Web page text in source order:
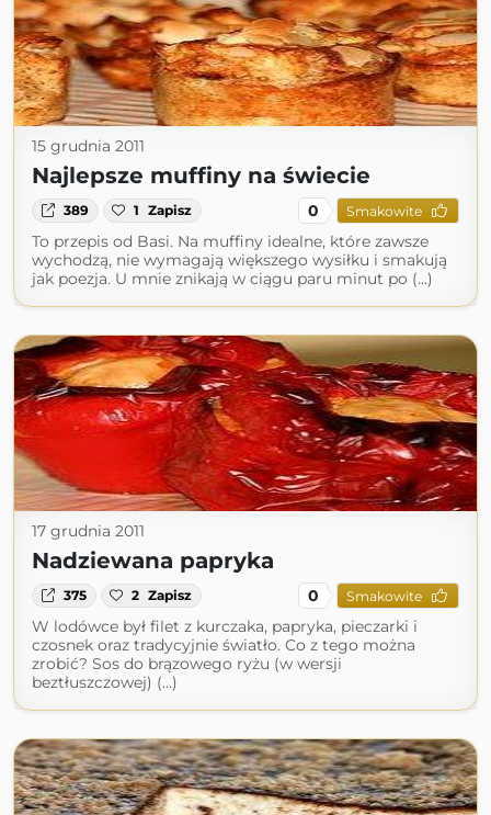
15 grudnia 2011
Najlepsze muffiny na świecie
389 1 Zapisz 0 Smakowite
To przepis od Basi. Na muffiny idealne, które zawsze
wychodzą, nie wymagają większego wysiłku i smakują
jak poezja. U mnie znikają w ciągu paru minut po (...)
17 grudnia 2011
Nadziewana papryka
375 2 Zapisz 0 Smakowite
W lodówce był filet z kurczaka, papryka, pieczarki i
czosnek oraz tradycyjnie światło. Co z tego można
zrobić? Sos do brązowego ryżu (w wersji
beztłuszczowej) (...)